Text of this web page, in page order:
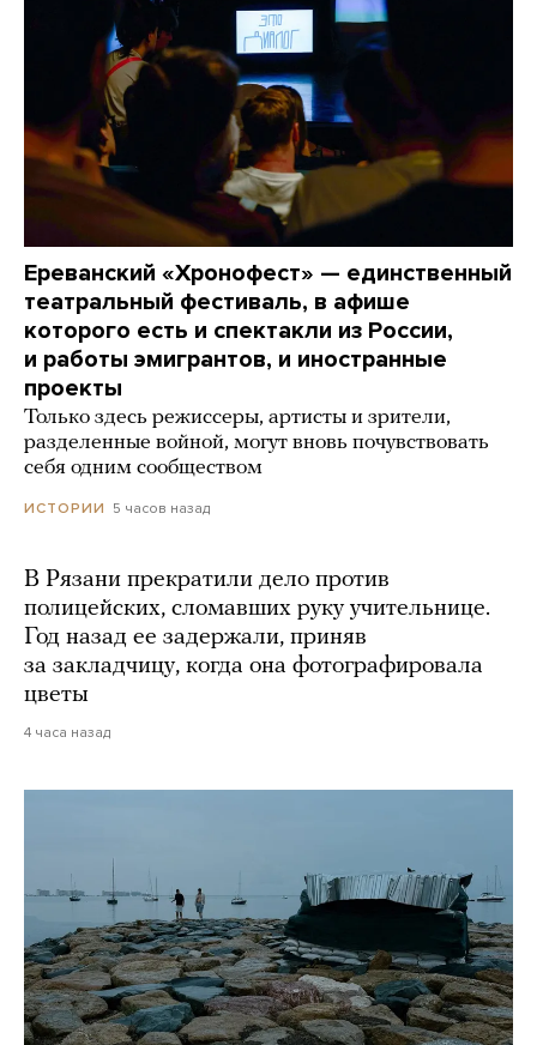
Ереванский «Хронофест» — единственный
театральный фестиваль, в афише
которого есть и спектакли из России,
и работы эмигрантов, и иностранные
проекты
Только здесь режиссеры, артисты и зрители,
разделенные войной, могут вновь почувствовать
себя одним сообществом
ИСТОРИИ 5 часов назад
В Рязани прекратили дело против
полицейских, сломавших руку учительнице.
Год назад ее задержали, приняв
за закладчицу, когда она фотографировала
цветы
4 часа назад